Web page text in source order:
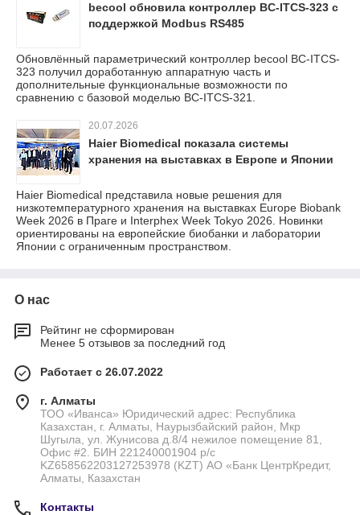
becool обновила контроллер BC-ITCS-323 с
поддержкой Modbus RS485
Обновлённый параметрический контроллер becool BC-ITCS-
323 получил доработанную аппаратную часть и
дополнительные функциональные возможности по
сравнению с базовой моделью BC-ITCS-321.
20.07.2026
Haier Biomedical показала системы
хранения на выставках в Европе и Японии
Haier Biomedical представила новые решения для
низкотемпературного хранения на выставках Europe Biobank
Week 2026 в Праге и Interphex Week Tokyo 2026. Новинки
ориентированы на европейские биобанки и лаборатории
Японии с ограниченным пространством.
О нас
Рейтинг не сформирован
Менее 5 отзывов за последний год
Работает с 26.07.2022
г. Алматы
ТОО «Иванса» Юридический адрес: Республика
Казахстан, г. Алматы, Наурызбайский район, Мкр
Шугыла, ул. Жунисова д.8/4 нежилое помещение 81,
Офис #2. БИН 221240001904 р/с
KZ658562203127253978 (KZT) АО «Банк ЦентрКредит,
Алматы, Казахстан
Контакты